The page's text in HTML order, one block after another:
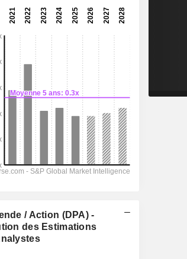
2026
/ Action (DPA) -
des Estimations